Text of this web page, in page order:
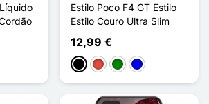
Estilo Poco F4 GT Estilo
Estilo Couro Ultra Slim
12,99 €
PretoVermelho
VerdeAzul